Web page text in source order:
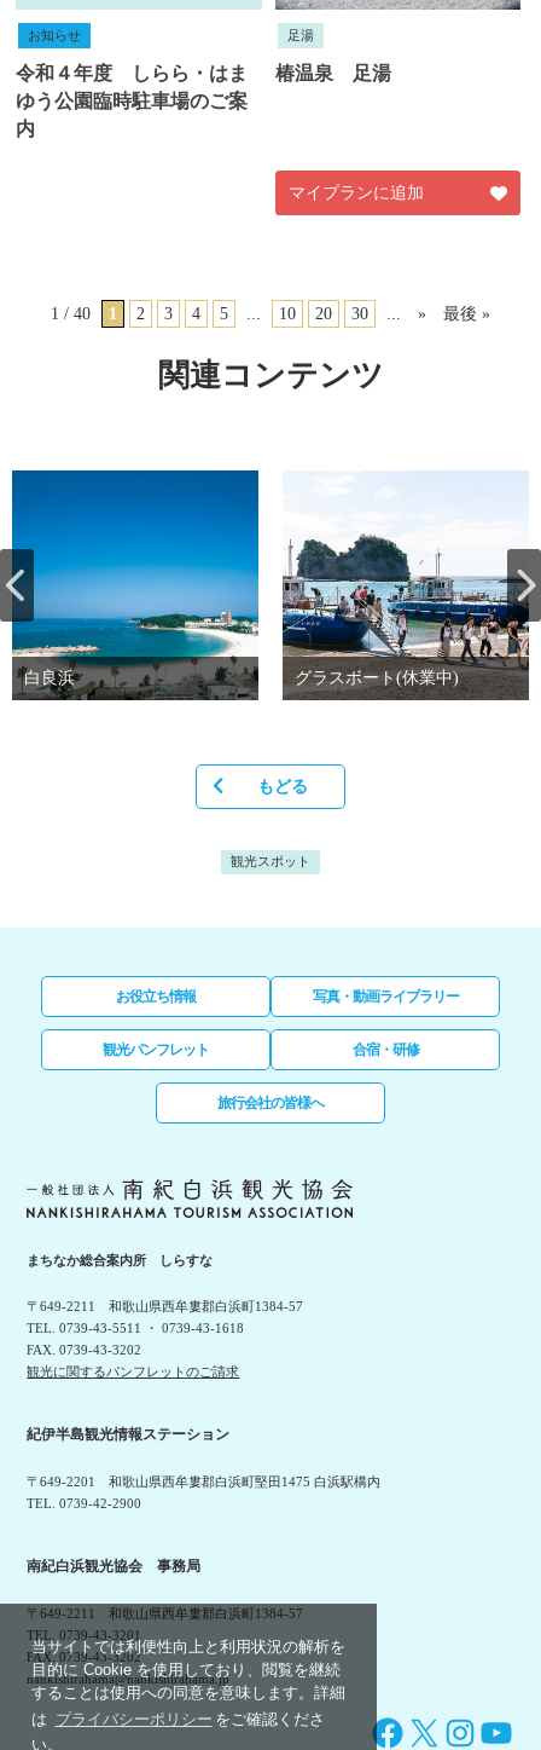
当サイトでは利便性向上と利用状況の解析を
目的に Cookie を使用しており、閲覧を継続
することは使用への同意を意味します。詳細
は プライバシーポリシー をご確認くださ
い。
お知らせ
令和４年度 しらら・はま
ゆう公園臨時駐車場のご案
内
足湯
椿温泉 足湯
マイプランに追加
1 / 40 1 2 3 4 5 ... 10 20 30 ... » 最後 »
関連コンテンツ
白良浜 グラスボート(休業中)
もどる
観光スポット
お役立ち情報 写真・動画ライブラリー
観光パンフレット 合宿・研修
旅行会社の皆様へ
まちなか総合案内所 しらすな
〒649-2211 和歌山県西牟婁郡白浜町1384-57
TEL. 0739-43-5511 ・ 0739-43-1618
FAX. 0739-43-3202
観光に関するパンフレットのご請求
紀伊半島観光情報ステーション
〒649-2201 和歌山県西牟婁郡白浜町堅田1475 白浜駅構内
TEL. 0739-42-2900
南紀白浜観光協会 事務局
〒649-2211 和歌山県西牟婁郡白浜町1384-57
TEL. 0739-43-3201
FAX. 0739-43-3202
nankishirahama@nankishirahama.jp
Facebook X Instagram YouTube